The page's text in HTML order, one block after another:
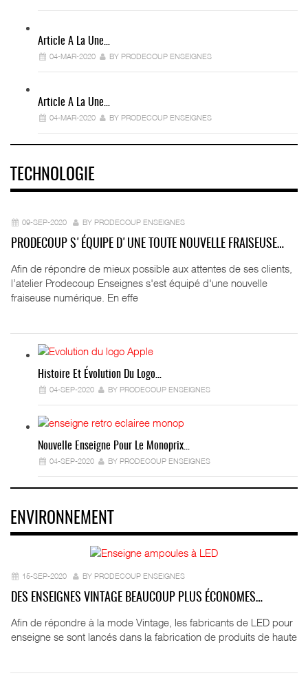
Article A La Une…
04-MAR-2020 BY PRODECOUP ENSEIGNES
Article A La Une…
04-MAR-2020 BY PRODECOUP ENSEIGNES
TECHNOLOGIE
09-SEP-2020 BY PRODECOUP ENSEIGNES
PRODECOUP S'ÉQUIPE D'UNE TOUTE NOUVELLE FRAISEUSE…
Afin de répondre de mieux possible aux attentes de ses clients,
l’atelier Prodecoup Enseignes s'est équipé d'une nouvelle
fraiseuse numérique. En effe
Histoire Et Évolution Du Logo…
04-SEP-2020 BY PRODECOUP ENSEIGNES
Nouvelle Enseigne Pour Le Monoprix…
04-SEP-2020 BY PRODECOUP ENSEIGNES
ENVIRONNEMENT
15-SEP-2020 BY PRODECOUP ENSEIGNES
DES ENSEIGNES VINTAGE BEAUCOUP PLUS ÉCONOMES…
Afin de répondre à la mode Vintage, les fabricants de LED pour
enseigne se sont lancés dans la fabrication de produits de haute